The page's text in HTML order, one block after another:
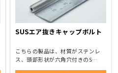
SUSエア抜きキャップボルト
こちらの製品は、材質がステンレ
ス、頭部形状が六角穴付きのS…